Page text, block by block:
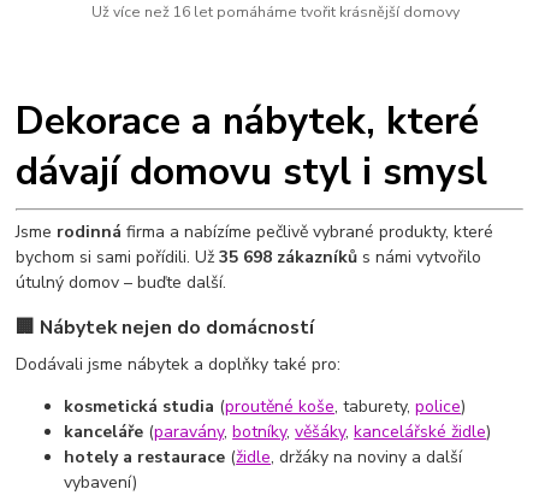
Už více než 16 let pomáháme tvořit krásnější domovy
Dekorace a nábytek, které
dávají domovu styl i smysl
Jsme rodinná firma a nabízíme pečlivě vybrané produkty, které
bychom si sami pořídili. Už35 698 zákazníků s námi vytvořilo
útulný domov – buďte další.
🏢 Nábytek nejen do domácností
Dodávali jsme nábytek a doplňky také pro:
kosmetická studia (proutěné koše, taburety,police)
kanceláře (paravány,botníky,věšáky,kancelářské židle)
hotely a restaurace (židle, držáky na noviny a další
vybavení)